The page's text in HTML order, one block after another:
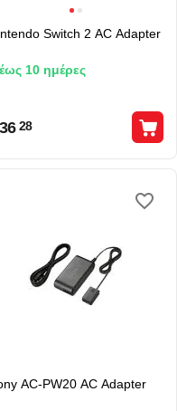
Switch 2 AC Adapter
10 ημέρες
36 28
AC-PW20 AC Adapter